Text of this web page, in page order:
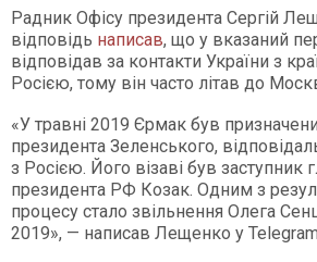
Радник Офісу президента Сергій
відповідь написав, що у вказаний
відповідав за контакти України з
Росією, тому він часто літав до
«У травні 2019 Єрмак був
президента Зеленського,
з Росією. Його візаві був заступник
президента РФ Козак. Одним з
процесу стало звільнення Олега
2019», — написав Лещенко у